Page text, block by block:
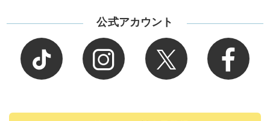
公式アカウント